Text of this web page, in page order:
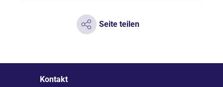
Seite teilen
Kontakt